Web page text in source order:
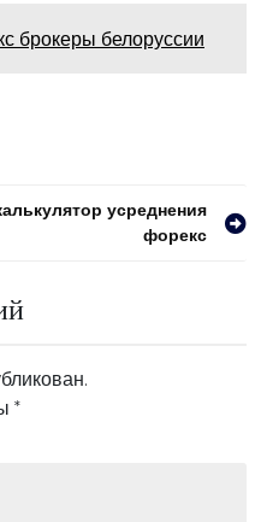
брокеры белоруссии
усреднения
форекс
*